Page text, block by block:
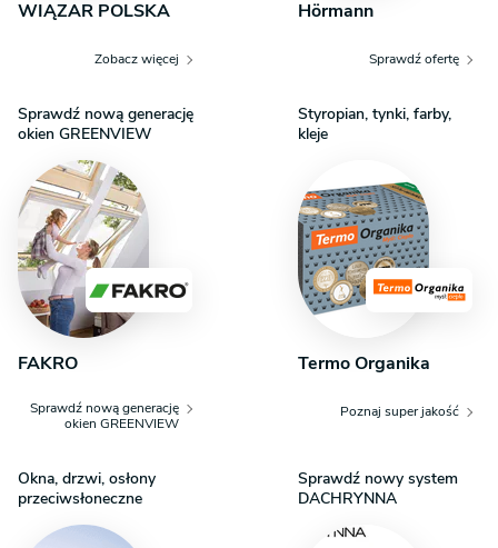
WIĄZAR POLSKA
Zobacz więcej
Hörmann
Sprawdź ofertę
Sprawdź nową generację
okien GREENVIEW
FAKRO
Sprawdź nową generację
okien GREENVIEW
Styropian, tynki, farby,
kleje
Termo Organika
Poznaj super jakość
Okna, drzwi, osłony
przeciwsłoneczne
Sprawdź nowy system
DACHRYNNA